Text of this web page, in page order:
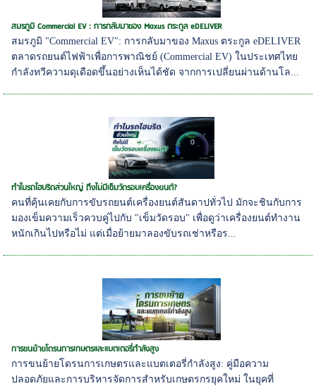
สมรภูมิ Commercial EV : การกลับมาของ Maxus ตระกูล eDELIVER
สมรภูมิ "Commercial EV": การกลับมาของ Maxus ตระกูล eDELIVER
ตลาดรถยนต์ไฟฟ้าเพื่อการพาณิชย์ (Commercial EV) ในประเทศไทย
กำลังทวีความดุเดือดขึ้นอย่างเห็นได้ชัด จากการเปลี่ยนผ่านด้านโล...
ทำไมรถไฮบริดส่วนใหญ่ ถึงไม่มีเข็มวัดรอบเครื่องยนต์?
คนที่คุ้นเคยกับการขับรถยนต์เครื่องยนต์สันดาปทั่วไป มักจะชินกับการ
มองเข็มความเร็วควบคู่ไปกับ "เข็มวัดรอบ" เพื่อดูว่าเครื่องยนต์ทำงาน
หนักเกินไปหรือไม่ แต่เมื่อย้ายมาลองขับรถเช่าหรือร...
การขนย้ายโดรนการเกษตรและแบตเตอรี่กำลังสูง
การขนย้ายโดรนการเกษตรและแบตเตอรี่กำลังสูง: คู่มือความ
ปลอดภัยและการบริหารจัดการสำหรับเกษตรกรยุคใหม่ ในยุคที่